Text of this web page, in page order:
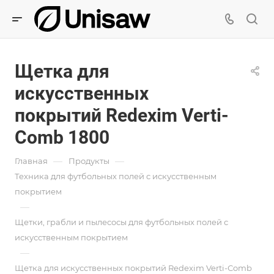
Щетка для
искусственных
покрытий Redexim Verti-
Сomb 1800
Главная — Продукты —
Техника для футбольных полей с искусственным
покрытием
—
Щетки, грабли и пылесосы для футбольных полей с
искусственным покрытием
—
Щетка для искусственных покрытий Redexim Verti-Сomb